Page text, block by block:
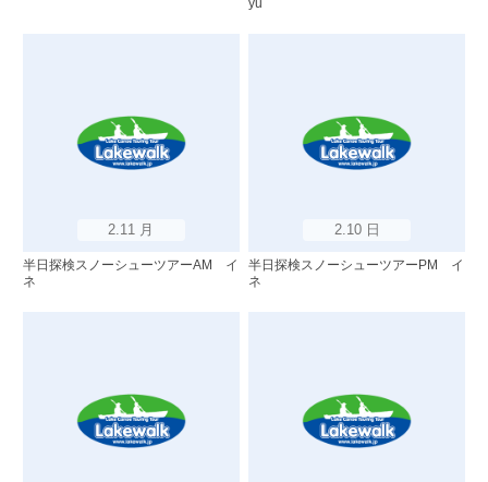
2.11 月
半日探検スノーシューツアーAM イ
ネ
2.10 日
半日探検スノーシューツアーPM イ
ネ